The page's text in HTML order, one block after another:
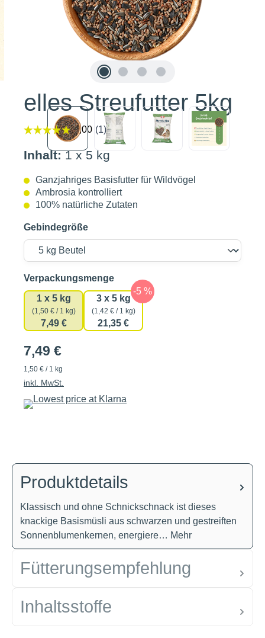
elles Streufutter 5kg
Inhalt: 1 x 5 kg
Ganzjahriges Basisfutter für Wildvögel
Ambrosia kontrolliert
100% natürliche Zutaten
Gebindegröße
Verpackungsmengeauswählen
1 x 5 kg
(1,50 € / 1 kg)
7,49 €
3 x 5 kg
(1,42 € / 1 kg)
21,35 €
7,49 €
1,50 € / 1 kg
inkl. MwSt.
Produktdetails
Klassisch und ohne Schnickschnack ist dieses
knackige Basismüsli aus schwarzen und gestreiften
Sonnenblumenkernen, energiere… Mehr
Fütterungsempfehlung
Inhaltsstoffe